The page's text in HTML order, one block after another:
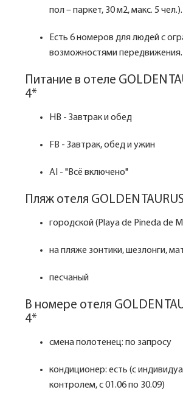
пол – паркет, 30 м2, макс. 5 чел.).
Есть 6 номеров для людей с
возможностями передвижения.
Питание в отеле GOLDEN
4*
HB - Завтрак и обед
FB - Завтрак, обед и ужин
AI - "Всё включено"
Пляж отеля GOLDEN
городской (Playa de Pineda de
на пляже зонтики, шезлонги,
песчаный
В номере отеля GOLDEN
4*
смена полотенец: по запросу
кондиционер: есть (с
контролем, с 01.06 по 30.09)